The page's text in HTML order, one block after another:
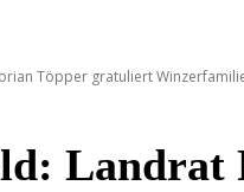
Töpper gratuliert
Landrat